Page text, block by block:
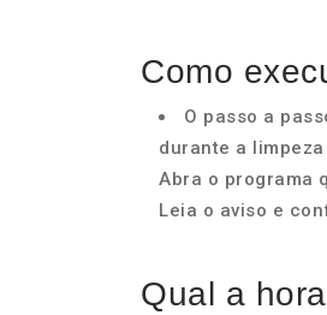
Como
O passo a
durante a
Abra o programa
Leia o aviso e
Qual a